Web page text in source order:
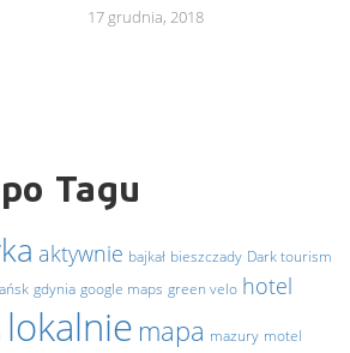
17 grudnia, 2018
Tagu
aktywnie bajkał bieszczady Dark tourism
gdynia google maps green velo hotel
lokalnie mapa mazury motel